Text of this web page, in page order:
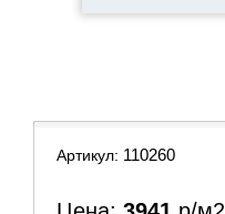
Артикул: 110260